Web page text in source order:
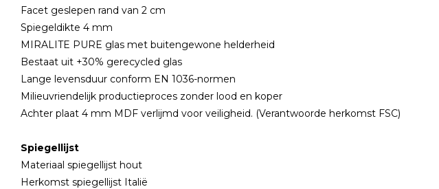
Facet geslepen rand van 2 cm
Spiegeldikte 4 mm
MIRALITE PURE glas met buitengewone helderheid
Bestaat uit +30% gerecycled glas
Lange levensduur conform EN 1036-normen
Milieuvriendelijk productieproces zonder lood en koper
Achter plaat 4 mm MDF verlijmd voor veiligheid. (Verantwoorde herkomst FSC)
Spiegellijst
Materiaal spiegellijst hout
Herkomst spiegellijst Italië